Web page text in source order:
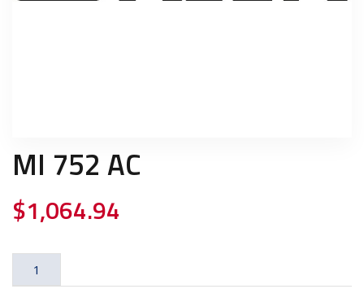
MI 752 AC
$1,064.94